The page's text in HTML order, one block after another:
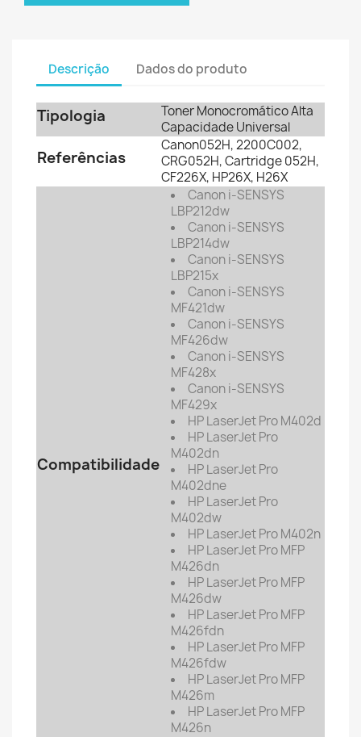
Descrição Dados do produto
Tipologia
Toner Monocromático Alta
Capacidade Universal
Referências
Canon052H, 2200C002,
CRG052H, Cartridge 052H,
CF226X, HP26X, H26X
Compatibilidade
Canon i-SENSYS
LBP212dw
Canon i-SENSYS
LBP214dw
Canon i-SENSYS
LBP215x
Canon i-SENSYS
MF421dw
Canon i-SENSYS
MF426dw
Canon i-SENSYS
MF428x
Canon i-SENSYS
MF429x
HP LaserJet Pro M402d
HP LaserJet Pro
M402dn
HP LaserJet Pro
M402dne
HP LaserJet Pro
M402dw
HP LaserJet Pro M402n
HP LaserJet Pro MFP
M426dn
HP LaserJet Pro MFP
M426dw
HP LaserJet Pro MFP
M426fdn
HP LaserJet Pro MFP
M426fdw
HP LaserJet Pro MFP
M426m
HP LaserJet Pro MFP
M426n